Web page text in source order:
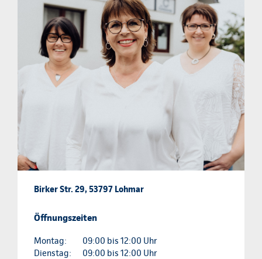
Birker Str. 29, 53797 Lohmar
Öffnungszeiten
Montag:
09:00 bis 12:00 Uhr
Dienstag:
09:00 bis 12:00 Uhr